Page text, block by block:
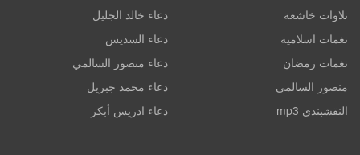
تلاوات خاشعة
نغمات اسلامية
نغمات رمضان
منصور السالمي
النقشبندي mp3
دعاء خالد الجليل
دعاء السديس
دعاء منصور السالمي
دعاء محمد جبريل
دعاء ادريس أبكر